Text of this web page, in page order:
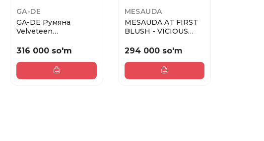
GA-DE
GA-DE Румяна
Velveteen
44
316 000 so'm
MESAUDA
MESAUDA AT FIRST
BLUSH - VICIOUS
294 000 so'm